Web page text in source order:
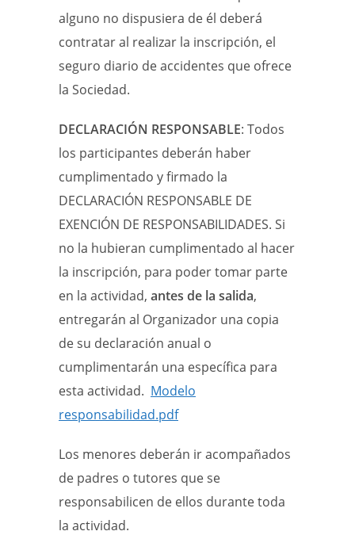
alguno no dispusiera de él deberá
contratar al realizar la inscripción, el
seguro diario de accidentes que ofrece
la Sociedad.
DECLARACIÓN RESPONSABLE: Todos
los participantes deberán haber
cumplimentado y firmado la
DECLARACIÓN RESPONSABLE DE
EXENCIÓN DE RESPONSABILIDADES. Si
no la hubieran cumplimentado al hacer
la inscripción, para poder tomar parte
en la actividad, antes de la salida,
entregarán al Organizador una copia
de su declaración anual o
cumplimentarán una específica para
esta actividad. Modelo
responsabilidad.pdf
Los menores deberán ir acompañados
de padres o tutores que se
responsabilicen de ellos durante toda
la actividad.